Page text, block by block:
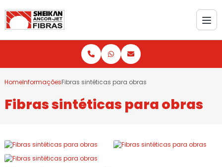
HomeInformaçõesFibras sintéticas para obras
Fibras sintéticas para obras